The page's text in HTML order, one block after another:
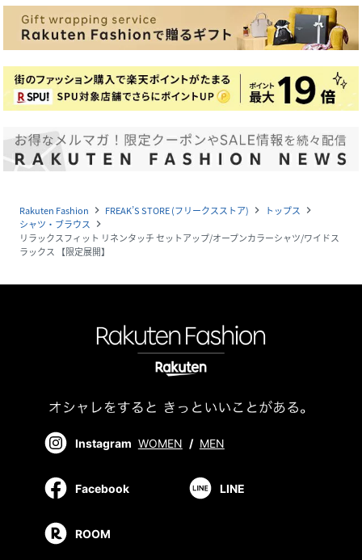
Rakuten Fashion navigate_next FREAK’S STORE (フリークスストア) navigate_next トップス navigate_next
シャツ・ブラウス navigate_next
リラックスフィット リネンタッチ セットアップ/オープンカラーシャツ/ワイドス
ラックス 【限定展開】
Instagram WOMEN / MEN
Facebook LINE
ROOM